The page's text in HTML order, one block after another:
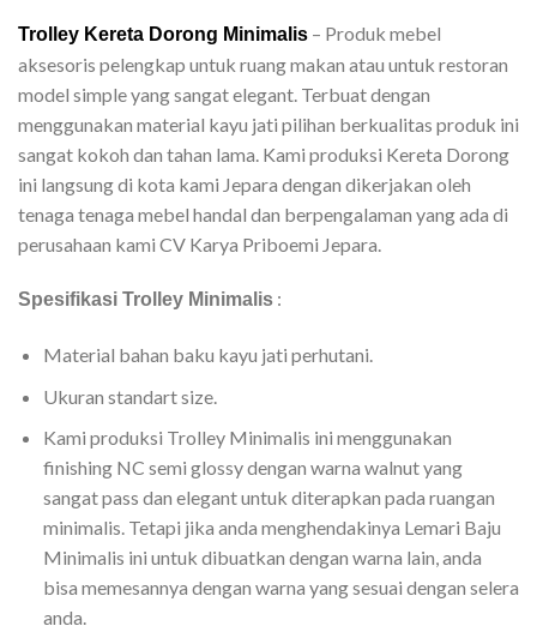
Trolley Kereta Dorong Minimalis – Produk mebel
aksesoris pelengkap untuk ruang makan atau untuk restoran
model simple yang sangat elegant. Terbuat dengan
menggunakan material kayu jati pilihan berkualitas produk ini
sangat kokoh dan tahan lama. Kami produksi Kereta Dorong
ini langsung di kota kami Jepara dengan dikerjakan oleh
tenaga tenaga mebel handal dan berpengalaman yang ada di
perusahaan kami CV Karya Priboemi Jepara.
Spesifikasi Trolley Minimalis :
Material bahan baku kayu jati perhutani.
Ukuran standart size.
Kami produksi Trolley Minimalis ini menggunakan
finishing NC semi glossy dengan warna walnut yang
sangat pass dan elegant untuk diterapkan pada ruangan
minimalis. Tetapi jika anda menghendakinya Lemari Baju
Minimalis ini untuk dibuatkan dengan warna lain, anda
bisa memesannya dengan warna yang sesuai dengan selera
anda.